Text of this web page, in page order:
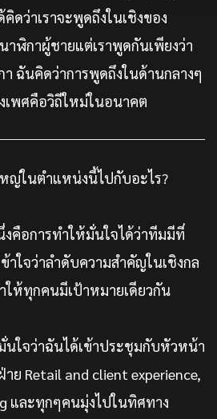
ดว่าเราจะพูดถึงในเชิงของ
ฬิกาผู้ชายแต่เราพูดกันเพียงว่า
ฉันคิดว่าการพูดถึงในด้านกลางๆ
เพศคือวิถีใหม่ในอนาคต
ญ่ในตำแหน่งนี้ไปกับอะไร?
คือการทำให้มั่นใจได้ว่าทีมมีที่
าใจว่าลำดับความสำคัญในเชิงกล
ให้ทุกคนมีเป้าหมายเดียวกัน
ใจว่าฉันได้เข้าประชุมกับหัวหน้า
ย Retail and client experience,
และทุกๆคนมุ่งไปในทิศทาง